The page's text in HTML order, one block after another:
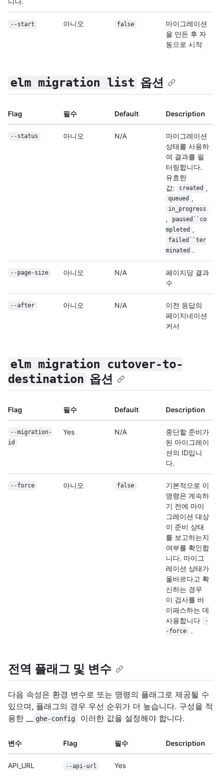
--start 아니오 false
마이그레이션
을 만든 후 자
동으로 시작
elm migration list 옵션
Flag 필수 Default Description
--status 아니오 N/A
마이그레이션
상태를 사용하
여 결과를 필
터링합니다.
유효한
값:
created ,
queued ,
in_progress
,
paused``co
mpleted ,
failed``ter
minated .
--page-size 아니오 N/A
페이지당 결과
수
--after 아니오 N/A
이전 응답의
페이지네이션
커서
elm migration cutover-to-
destination 옵션
Flag 필수 Default Description
--migration-
id
Yes N/A
중단할 준비가
된 마이그레이
션의 ID입니
다.
--force 아니오 false
기본적으로 이
명령은 계속하
기 전에 마이
그레이션 대상
이 준비 상태
를 보고하는지
여부를 확인합
니다. 마이그
레이션 상태가
올바르다고 확
신하는 경우
이 검사를 바
이패스하는 데
사용합니다
-
-force
.
전역 플래그 및 변수
다음 속성은 환경 변수로 또는 명령의 플래그로 제공될 수
있으며, 플래그의 경우 우선 순위가 더 높습니다. 구성을 적
용한 __
ghe-config 이러한 값을 설정해야 합니다.
변수 Flag 필수 Description
API_URL --api-url Yes